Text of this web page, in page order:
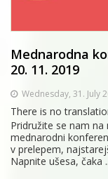
Mednarodna
20. 11. 2019
Wednesday, 31. July
There is no
Pridružite se nam
mednarodni
v prelepem,
Napnite ušesa, čaka